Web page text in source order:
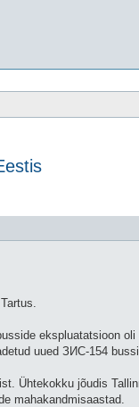
ekspluatatsioon
uued ЗИС-154
Ühtekokku jõudis
mahakandmisaastad.